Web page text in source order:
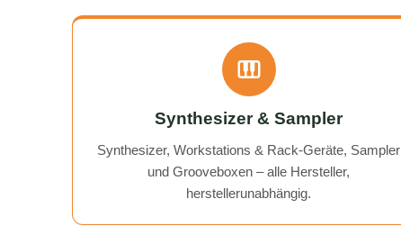
me a "free tip" on how to get an old
recorder working again.
Communication was excellent, and
and hassle-free. I can wholeheartedly
recommend AudioTechniker.de. It's
great that companies like this still
exist!
Synthesizer & Sampler
Synthesizer, Workstations & Rack-Geräte, Sampler
und Grooveboxen – alle Hersteller,
herstellerunabhängig.